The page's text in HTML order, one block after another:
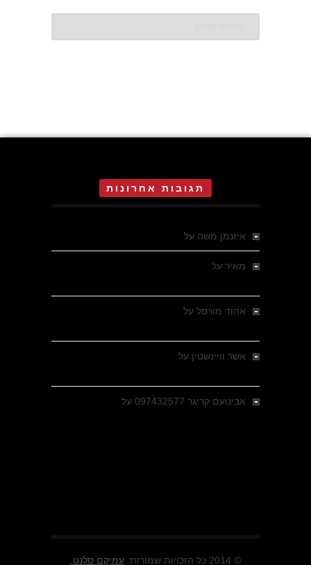
תגובות אחרונות
איזנמן משה על
מאיר על
אהוד מורסל על
אשר וויינשטין על
אבינועם קריגר 097432577 על
© 2014 כל הזכויות שמורות. עמיקם סלנט.